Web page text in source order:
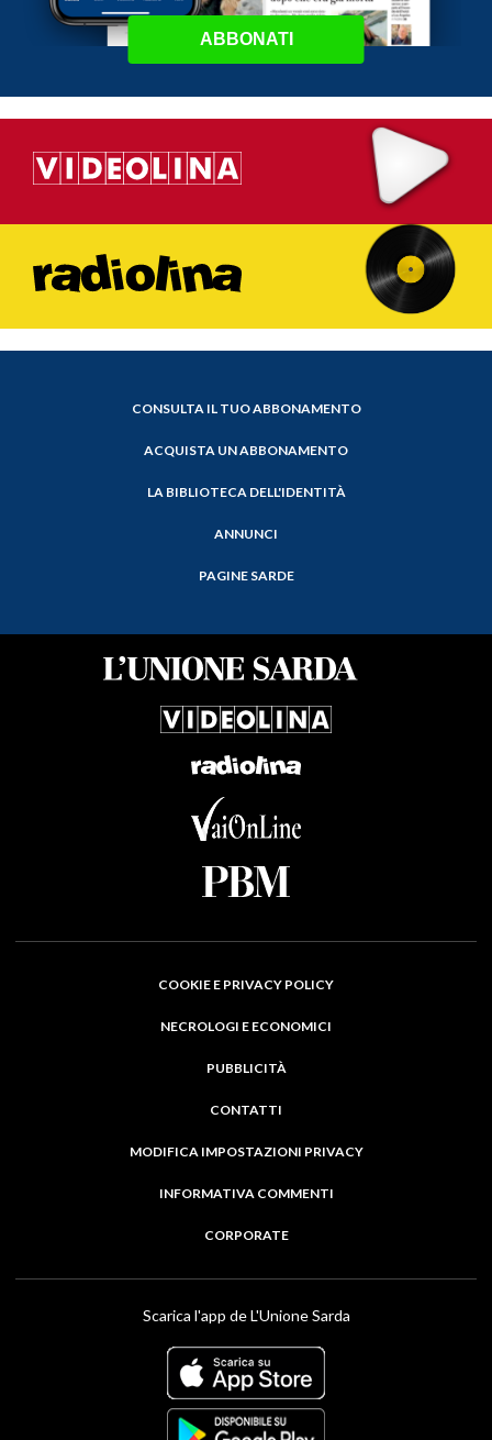
ABBONATI
CONSULTA IL TUO ABBONAMENTO
ACQUISTA UN ABBONAMENTO
LA BIBLIOTECA DELL'IDENTITÀ
ANNUNCI
PAGINE SARDE
COOKIE E PRIVACY POLICY
NECROLOGI E ECONOMICI
PUBBLICITÀ
CONTATTI
MODIFICA IMPOSTAZIONI PRIVACY
INFORMATIVA COMMENTI
CORPORATE
Scarica l'app de L'Unione Sarda